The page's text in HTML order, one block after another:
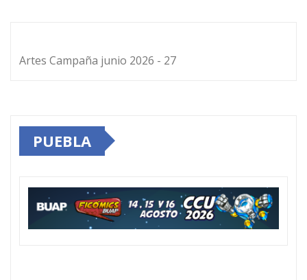
Artes Campaña junio 2026 - 27
PUEBLA